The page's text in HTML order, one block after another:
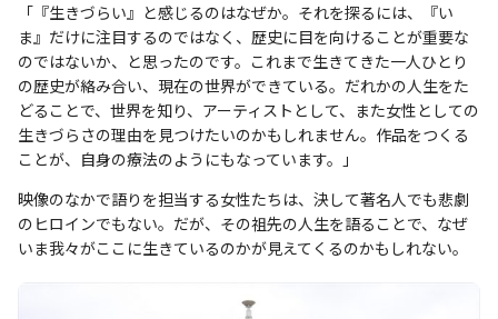
「『生きづらい』と感じるのはなぜか。それを探るには、『い
ま』だけに注目するのではなく、歴史に目を向けることが重要な
のではないか、と思ったのです。これまで生きてきた一人ひとり
の歴史が絡み合い、現在の世界ができている。だれかの人生をた
どることで、世界を知り、アーティストとして、また女性としての
生きづらさの理由を見つけたいのかもしれません。作品をつくる
ことが、自身の療法のようにもなっています。」
映像のなかで語りを担当する女性たちは、決して著名人でも悲劇
のヒロインでもない。だが、その祖先の人生を語ることで、なぜ
いま我々がここに生きているのかが見えてくるのかもしれない。